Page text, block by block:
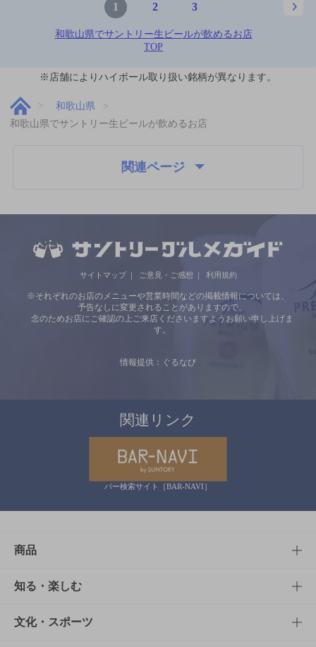
1 2 3
和歌山県でサントリー生ビールが飲めるお店
TOP
※店舗によりハイボール取り扱い銘柄が異なります。
和歌山県
和歌山県でサントリー生ビールが飲めるお店
関連ページ
サイトマップ ご意見・ご感想 利用規約
※それぞれのお店のメニューや営業時間などの掲載情報については、
予告なしに変更されることがありますので、
念のためお店にご確認の上ご来店くださいますようお願い申し上げま
す。
情報提供：ぐるなび
関連リンク
バー検索サイト［BAR-NAVI］
商品
商品TOP
商品一覧
知る・楽しむ
知る・楽しむTOP
文化・スポーツ